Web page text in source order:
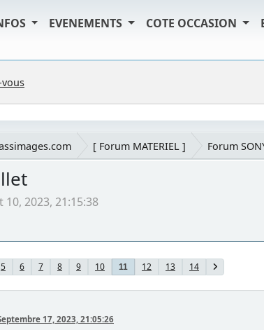
EVENEMENTS COTE OCCASION
[ Forum MATERIEL ] Forum
2023, 21:15:38
5 6 7 8 9 10 11 12 13 14
17, 2023, 21:05:26